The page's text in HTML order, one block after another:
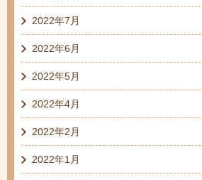
2022年7月
2022年6月
2022年5月
2022年4月
2022年2月
2022年1月